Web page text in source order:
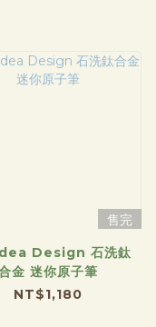
售完
Design 石洗鈦
金 迷你原子筆
NT$1,180